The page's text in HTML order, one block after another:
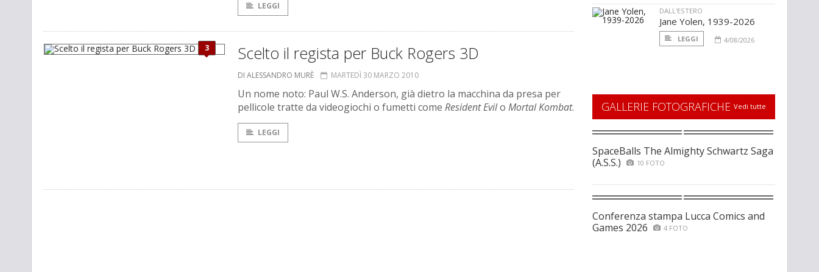
LEGGI
3 Scelto il regista per Buck Rogers 3D
DI ALESSANDRO MURÈ MARTEDÌ 30 MARZO 2010
Un nome noto: Paul W.S. Anderson, già dietro la macchina da presa per
pellicole tratte da videogiochi o fumetti come Resident Evilo Mortal Kombat.
LEGGI
DALL'ESTERO
Jane Yolen, 1939-2026
LEGGI 4/08/2026
GALLERIE FOTOGRAFICHE Vedi tutte
SpaceBalls The Almighty Schwartz Saga
(A.S.S.)
10 FOTO
Conferenza stampa Lucca Comics and
Games 2026
4 FOTO